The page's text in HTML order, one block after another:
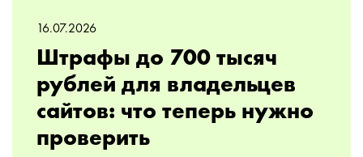
16.07.2026
Штрафы до 700 тысяч
рублей для владельцев
сайтов: что теперь нужно
проверить